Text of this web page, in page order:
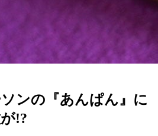
ンの『あんぱん』に
!?